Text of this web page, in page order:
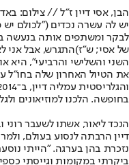
הבן, אסי דיין ז"ל // צילום:
יש לה עשרה נכדים ("לכולם יש
לבקר ומשתפים אותה בנעשה
של אסי; ש"ז)התגרש, אבל אני
השני והשלישי והרביעי", היא
את הטיול האחרון שלה
בחופשה. הלכנו למוזיאונים
הנכד ליאור, אשתו לשעבר רוני
דיין הרבתה לנסוע בעולם,
נזכרת בהן בערגה. "הייתי
ביקרתי במקומות וגייסתי